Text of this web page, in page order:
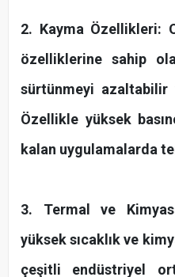
2. Kayma Özellikleri:
özelliklerine sahip
sürtünmeyi azaltabilir
Özellikle yüksek
kalan uygulamalarda
3. Termal ve
yüksek sıcaklık ve
çeşitli endüstriyel